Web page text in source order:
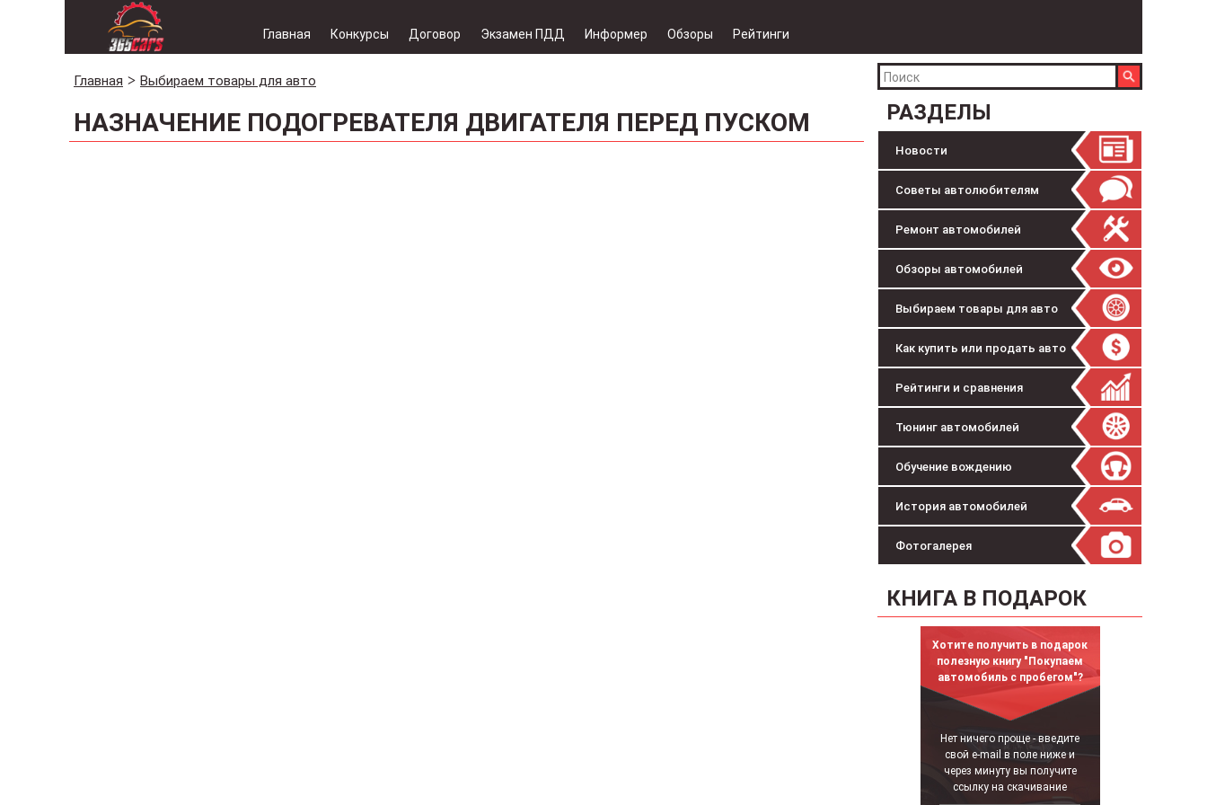
Главная Конкурсы Договор Экзамен ПДД Информер Обзоры Рейтинги
РАЗДЕЛЫ
Новости
Советы автолюбителям
Ремонт автомобилей
Обзоры автомобилей
Выбираем товары для авто
Как купить или продать авто
Рейтинги и сравнения
Тюнинг автомобилей
Обучение вождению
История автомобилей
Фотогалерея
КНИГА В ПОДАРОК
Хотите получить в подарок
полезную книгу "Покупаем
автомобиль с пробегом"?
Нет ничего проще - введите
свой e-mail в поле ниже и
через минуту вы получите
ссылку на скачивание
Главная Выбираем товары для авто
НАЗНАЧЕНИЕ ПОДОГРЕВАТЕЛЯ ДВИГАТЕЛЯ ПЕРЕД ПУСКОМ